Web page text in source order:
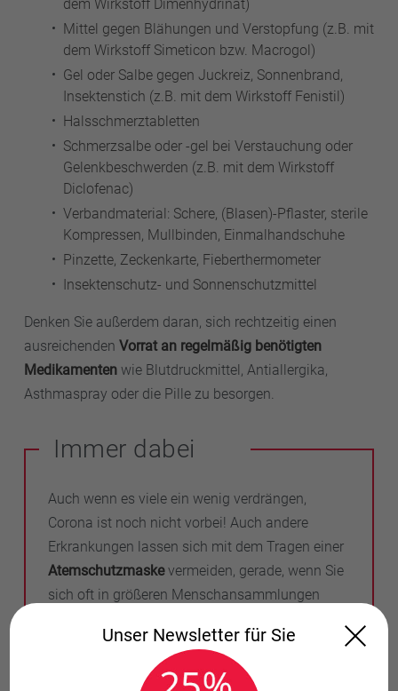
dem Wirkstoff Dimenhydrinat)
Mittel gegen Blähungen und Verstopfung (z.B. mit
dem Wirkstoff Simeticon bzw. Macrogol)
Gel oder Salbe gegen Juckreiz, Sonnenbrand,
Insektenstich (z.B. mit dem Wirkstoff Fenistil)
Halsschmerztabletten
Schmerzsalbe oder -gel bei Verstauchung oder
Gelenkbeschwerden (z.B. mit dem Wirkstoff
Diclofenac)
Verbandmaterial: Schere, (Blasen)-Pflaster, sterile
Kompressen, Mullbinden, Einmalhandschuhe
Pinzette, Zeckenkarte, Fieberthermometer
Insektenschutz- und Sonnenschutzmittel
Denken Sie außerdem daran, sich rechtzeitig einen
ausreichenden Vorrat an regelmäßig benötigten
Medikamenten wie Blutdruckmittel, Antiallergika,
Asthmaspray oder die Pille zu besorgen.
Immer dabei
Auch wenn es viele ein wenig verdrängen,
Corona ist noch nicht vorbei! Auch andere
Erkrankungen lassen sich mit dem Tragen einer
Atemschutzmaskevermeiden, gerade, wenn Sie
sich oft in größeren Menschansammlungen
Zügen. Für die schnelle Reinigung der Hände
zwischendurch haben sich
Tücher mit
Unser Newsletter für Sie